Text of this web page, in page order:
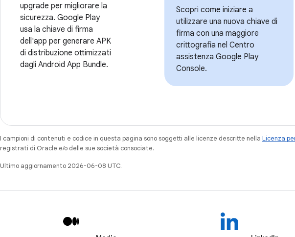
upgrade per migliorare la
sicurezza. Google Play
usa la chiave di firma
dell'app per generare APK
di distribuzione ottimizzati
dagli Android App Bundle.
Scopri come iniziare a
utilizzare una nuova chiave di
firma con una maggiore
crittografia nel Centro
assistenza Google Play
Console.
I campioni di contenuti e codice in questa pagina sono soggetti alle licenze descritte nella Licenza
registrati di Oracle e/o delle sue società consociate.
Ultimo aggiornamento 2026-06-08 UTC.